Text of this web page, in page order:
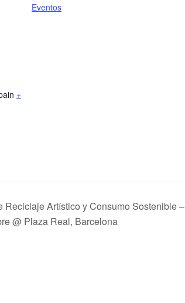
Eventos
+
Reciclaje Artístico y Consumo Sostenible –
@ Plaza Real, Barcelona